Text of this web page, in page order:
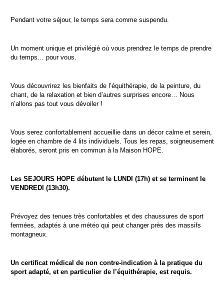
Pendant votre séjour, le temps sera comme suspendu.
Un moment unique et privilégié où vous prendrez le temps de prendre
du temps… pour vous.
Vous découvrirez les bienfaits de l’équithérapie, de la peinture, du
chant, de la relaxation et bien d’autres surprises encore… Nous
n’allons pas tout vous dévoiler !
Vous serez confortablement accueillie dans un décor calme et serein,
logée en chambre de 4 lits individuels. Tous les repas, soigneusement
élaborés, seront pris en commun à la Maison HOPE.
Les SEJOURS HOPE débutent le LUNDI (17h) et se terminent le
VENDREDI (13h30).
Prévoyez des tenues très confortables et des chaussures de sport
fermées, adaptés à une météo qui peut changer près des massifs
montagneux.
Un certificat médical de non contre-indication à la pratique du
sport adapté, et en particulier de l’équithérapie, est requis.